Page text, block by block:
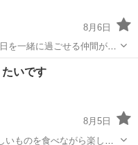
8月6日
を一緒に過ごせる仲間がほ
一人
20代
いです
8月5日
いものを食べながら楽しく